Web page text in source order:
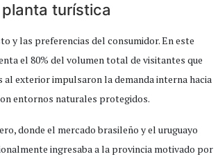
turística
y las preferencias del consumidor. En este
el 80% del volumen total de visitantes que
exterior impulsaron la demanda interna hacia
entornos naturales protegidos.
donde el mercado brasileño y el uruguayo
ingresaba a la provincia motivado por